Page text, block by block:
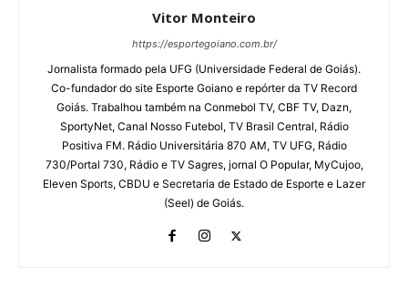
Vitor Monteiro
https://esportegoiano.com.br/
Jornalista formado pela UFG (Universidade Federal de Goiás).
Co-fundador do site Esporte Goiano e repórter da TV Record
Goiás. Trabalhou também na Conmebol TV, CBF TV, Dazn,
SportyNet, Canal Nosso Futebol, TV Brasil Central, Rádio
Positiva FM. Rádio Universitária 870 AM, TV UFG, Rádio
730/Portal 730, Rádio e TV Sagres, jornal O Popular, MyCujoo,
Eleven Sports, CBDU e Secretaria de Estado de Esporte e Lazer
(Seel) de Goiás.